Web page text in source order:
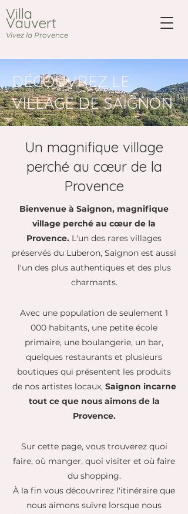
Villa
Vauvert
Vivez la Provence
DÉCOUVREZ LE
VILLAGE DE SAIGNON
Un magnifique village
perché au cœur de la
Provence
​Bienvenue à Saignon, magnifique
village perché au cœur de la
Provence. L'un des rares villages
préservés du Luberon, Saignon est aussi
l'un des plus authentiques et des plus
charmants.
Avec une population de seulement 1
000 habitants, une petite école
primaire, une boulangerie, un bar,
quelques restaurants et plusieurs
boutiques qui présentent les produits
de nos artistes locaux, Saignon incarne
tout ce que nous aimons de la
Provence.
Sur cette page, vous trouverez quoi
faire, où manger, quoi visiter et où faire
du shopping.
À la fin vous découvrirez l'itinéraire que
nous aimons suivre lorsque nous